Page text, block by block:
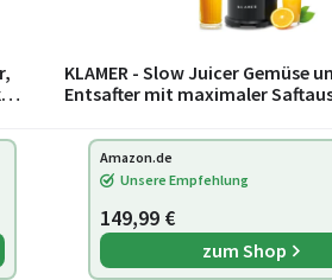
KLAMER - Slow Juicer Gemüse
Entsafter mit maximaler
Amazon.de
Unsere Empfehlung
149,99 €
zum Shop